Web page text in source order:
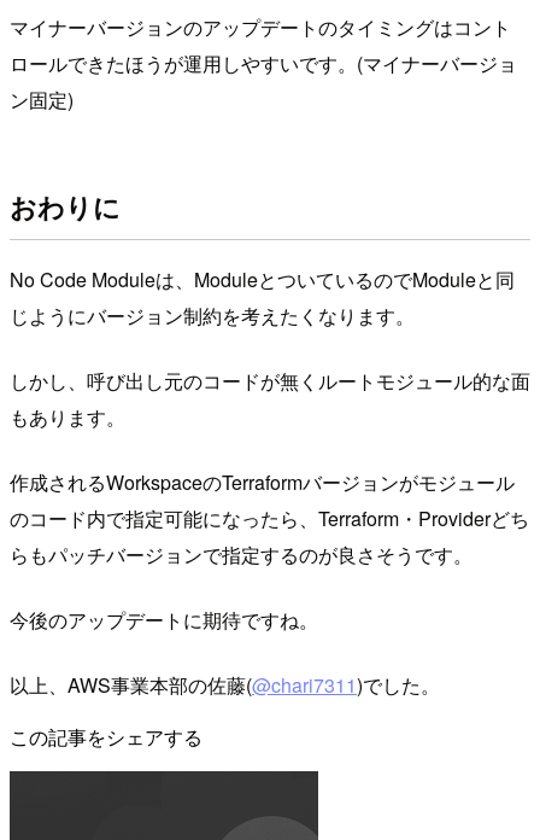
マイナーバージョンのアップデートのタイミングはコント
ロールできたほうが運用しやすいです。(マイナーバージョ
ン固定)
おわりに
No Code Moduleは、ModuleとついているのでModuleと同
じようにバージョン制約を考えたくなります。
しかし、呼び出し元のコードが無くルートモジュール的な面
もあります。
作成されるWorkspaceのTerraformバージョンがモジュール
のコード内で指定可能になったら、Terraform・Providerどち
らもパッチバージョンで指定するのが良さそうです。
今後のアップデートに期待ですね。
以上、AWS事業本部の佐藤(@chari7311)でした。
この記事をシェアする